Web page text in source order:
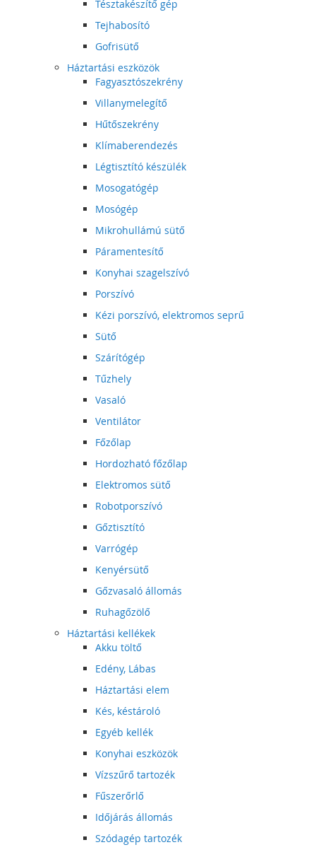
Tésztakészítő gép
Tejhabosító
Gofrisütő
Háztartási eszközök
Fagyasztószekrény
Villanymelegítő
Hűtőszekrény
Klímaberendezés
Légtisztító készülék
Mosogatógép
Mosógép
Mikrohullámú sütő
Páramentesítő
Konyhai szagelszívó
Porszívó
Kézi porszívó, elektromos seprű
Sütő
Szárítógép
Tűzhely
Vasaló
Ventilátor
Főzőlap
Hordozható főzőlap
Elektromos sütő
Robotporszívó
Gőztisztító
Varrógép
Kenyérsütő
Gőzvasaló állomás
Ruhagőzölő
Háztartási kellékek
Akku töltő
Edény, Lábas
Háztartási elem
Kés, késtároló
Egyéb kellék
Konyhai eszközök
Vízszűrő tartozék
Fűszerőrlő
Időjárás állomás
Szódagép tartozék